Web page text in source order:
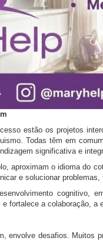
estão os projetos
Todas têm em
significativa e
aproximam o idioma do
e solucionar
cognitivo,
fortalece a colaboração, a
envolve desafios. Muitos